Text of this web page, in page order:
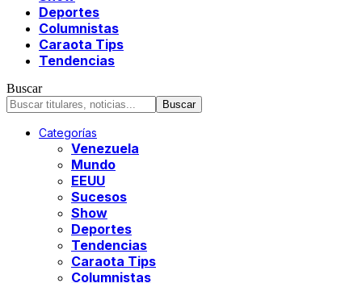
Deportes
Columnistas
Caraota Tips
Tendencias
Buscar
Categorías
Venezuela
Mundo
EEUU
Sucesos
Show
Deportes
Tendencias
Caraota Tips
Columnistas